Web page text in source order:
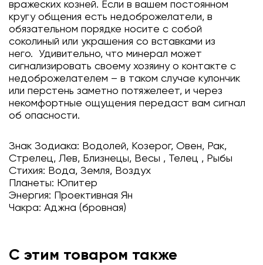
вражеских козней. Если в вашем постоянном
кругу общения есть недоброжелатели, в
обязательном порядке носите с собой
соколиный или украшения со вставками из
него. Удивительно, что минерал может
сигнализировать своему хозяину о контакте с
недоброжелателем – в таком случае кулончик
или перстень заметно потяжелеет, и через
некомфортные ощущения передаст вам сигнал
об опасности.
Знак Зодиака: Водолей, Козерог, Овен, Рак,
Стрелец, Лев, Близнецы, Весы , Телец , Рыбы
Стихия: Вода, Земля, Воздух
Планеты: Юпитер
Энергия: Проективная Ян
Чакра: Аджна (бровная)
С этим товаром также